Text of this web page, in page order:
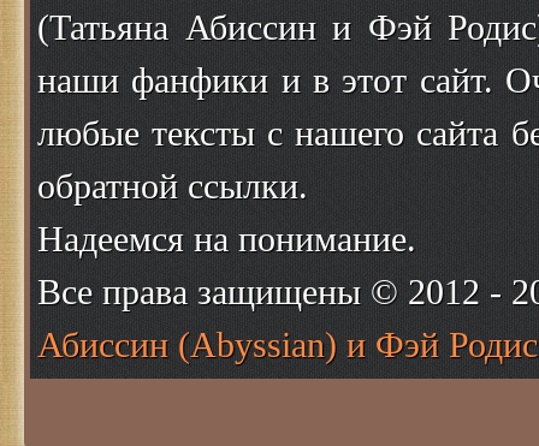
(Татьяна Абиссин и Фэй
наши фанфики и в этот сайт.
любые тексты с нашего сайта
обратной ссылки.
Надеемся на понимание.
Все права защищены © 2012 -
Абиссин (Abyssian) и Фэй